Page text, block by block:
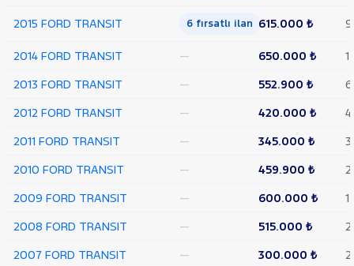
VAN
L
350 L
TAVAN
CUSTOM
2015 FORD TRANSIT 6 fırsatlı ilan 615.000 ₺ 9
2014 FORD TRANSIT — 650.000 ₺
1
2013 FORD TRANSIT
— 552.900 ₺
6
2012 FORD TRANSIT
— 420.000 ₺
4
2011 FORD TRANSIT
— 345.000 ₺
3
2010 FORD TRANSIT
— 459.900 ₺
2
2009 FORD TRANSIT
— 600.000 ₺
1
2008 FORD TRANSIT
— 515.000 ₺
2
2007 FORD TRANSIT
— 300.000 ₺
2